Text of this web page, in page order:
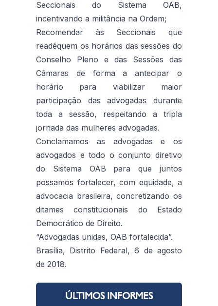
Seccionais do Sistema OAB,
incentivando a militância na Ordem;
Recomendar às Seccionais que
readéquem os horários das sessões do
Conselho Pleno e das Sessões das
Câmaras de forma a antecipar o
horário para viabilizar maior
participação das advogadas durante
toda a sessão, respeitando a tripla
jornada das mulheres advogadas.
Conclamamos as advogadas e os
advogados e todo o conjunto diretivo
do Sistema OAB para que juntos
possamos fortalecer, com equidade, a
advocacia brasileira, concretizando os
ditames constitucionais do Estado
Democrático de Direito.
“Advogadas unidas, OAB fortalecida”.
Brasília, Distrito Federal, 6 de agosto
de 2018.
ÚLTIMOS INFORMES